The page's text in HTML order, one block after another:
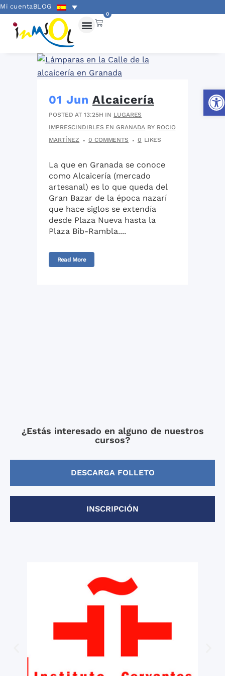
Mi cuentaBLOG
0
01 Jun Alcaicería
POSTED AT 13:25H IN LUGARES
IMPRESCINDIBLES EN GRANADA BY ROCIO
MARTÍNEZ
0 COMMENTS 0 LIKES
La que en Granada se conoce
como Alcaicería (mercado
artesanal) es lo que queda del
Gran Bazar de la época nazarí
que hace siglos se extendía
desde Plaza Nueva hasta la
Plaza Bib-Rambla....
Read More
¿Estás interesado en alguno de nuestros
cursos?
DESCARGA FOLLETO
INSCRIPCIÓN